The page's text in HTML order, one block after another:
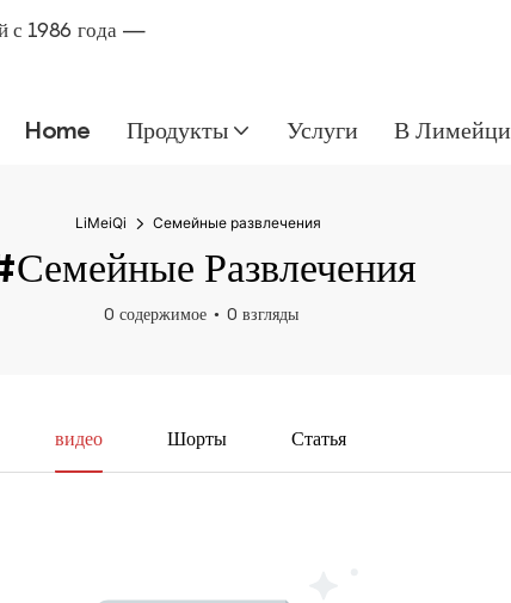
с 1986 года —
Home Продукты Услуги В Лимейци
LiMeiQi Семейные развлечения
Развлечения
0 содержимое 0 взгляды
видео Шорты Статья